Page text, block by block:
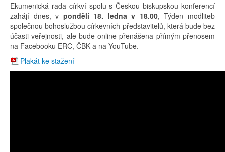
Ekumenická rada církví spolu s Českou biskupskou konferencí
zahájí dnes, v pondělí 18. ledna v 18.00, Týden modliteb
společnou bohoslužbou církevních představitelů, která bude bez
účasti veřejnosti, ale bude online přenášena přímým přenosem
na Facebooku ERC, ČBK a na YouTube.
Plakát ke stažení